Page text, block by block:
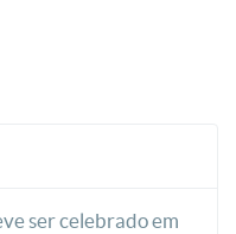
ser celebrado em